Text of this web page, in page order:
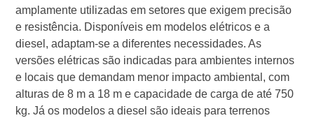
amplamente utilizadas em setores que exigem precisão
e resistência. Disponíveis em modelos elétricos e a
diesel, adaptam-se a diferentes necessidades. As
versões elétricas são indicadas para ambientes internos
e locais que demandam menor impacto ambiental, com
alturas de 8 m a 18 m e capacidade de carga de até 750
kg. Já os modelos a diesel são ideais para terrenos